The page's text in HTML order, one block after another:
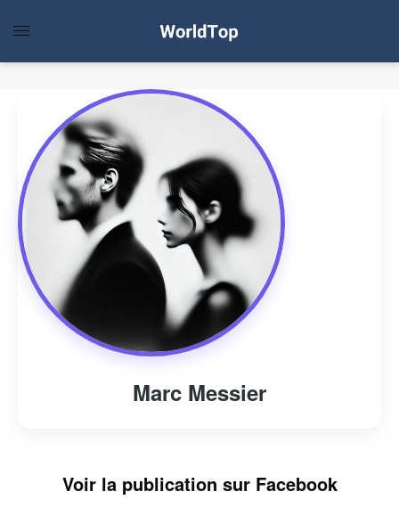
Marc Messier
Voir la publication sur Facebook